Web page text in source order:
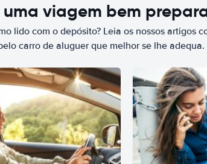
viagem bem
lido com o depósito? Leia os nossos artigos
carro de aluguer que melhor se lhe adequa.